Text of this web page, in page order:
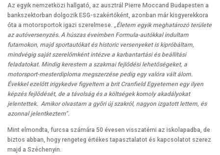
Az egyik nemzetközi hallgató, az ausztrál Pierre Moccand Budapesten a
bankszektorban dolgozik ESG-szakértőként, azonban már kisgyerekkora
óta a motorsportok igazi szerelmese. „Életem egyik meghatározó területe
az autóversenyzés. A húszas éveimben Formula-autókkal indultam
futamokon, majd sportautókat és historic versenyeket is kipróbáltam,
mindvégig saját szerelőmként intézve a karbantartási és beállítási
feladatokat. Mindig kerestem a szakmai fejlődési lehetőségeket, a
motorsport-mesterdiploma megszerzése pedig egy valóra vált álom.
Évekkel ezelőtt irigykedve figyeltem a brit Cranfield Egyetemen egy ilyen
képzés fejlődését, de a távolság és a költségek komoly akadályokat
jelentettek. Amikor olvastam a győri új szakról, nagyon izgatott lettem, és
azonnal jelentkeztem”.
Mint elmondta, furcsa számára 50 évesen visszatérni az iskolapadba, de
biztos abban, hogy rengeteg értékes tapasztalatot és kapcsolatot szerez
majd a Széchenyin.